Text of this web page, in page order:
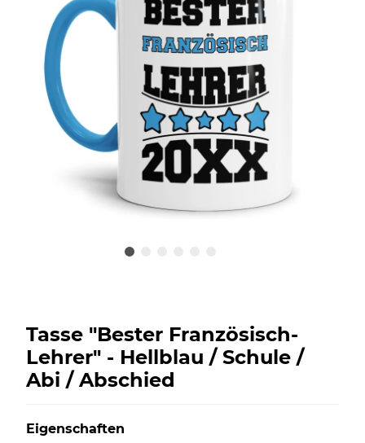
Tasse "Bester Französisch-
Lehrer" - Hellblau / Schule /
Abi / Abschied
Eigenschaften